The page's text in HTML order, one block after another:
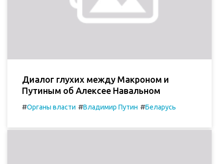
Диалог глухих между Макроном и
Путиным об Алексее Навальном
#Органы власти #Владимир Путин #Беларусь